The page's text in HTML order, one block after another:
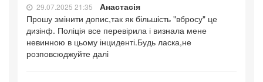
29.07.2025 21:35
Анастасія
Прошу змінити допис,так як більшість "вбросу" це
дизінф. Поліція все перевірила і визнала мене
невинною в цьому інциденті.Будь ласка,не
розповсюджуйте далі